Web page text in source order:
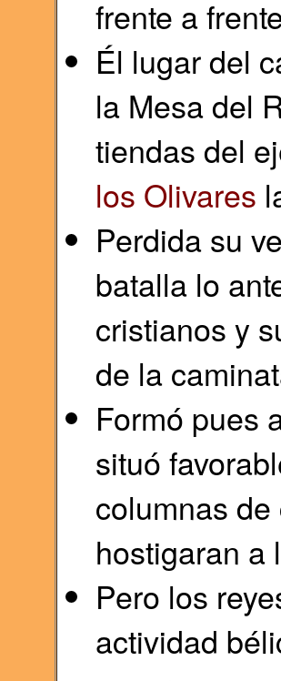
frente a
Él lugar del
la Mesa del
tiendas del
los Olivares
Perdida su
batalla lo
cristianos y
de la
Formó pues
situó
columnas
hostigaran a
Pero los
actividad